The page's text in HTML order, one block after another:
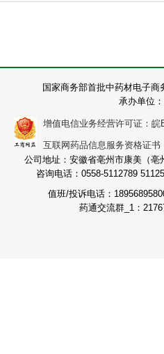
国家商务部首批中药材电子
承办单位
增值电信业务经营许可证：皖
互联网药品信息服务资格证
公司地址：安徽省亳州市康美（
咨询电话：0558-5112789
值班/投诉电话：
药通交流群_1：